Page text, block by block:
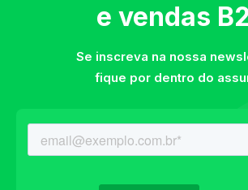
e vendas
Se inscreva na nossa
fique por dentro do